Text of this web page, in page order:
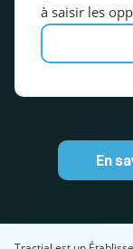
à saisir les
En